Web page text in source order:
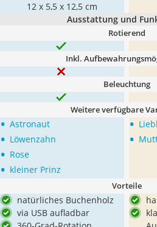
12 x 5,5 x 12,5 cm
Ausstattung und
Rotierend
Inkl.
Beleuchtung
Weitere verfügbare
• Astronaut
• Löwenzahn
• Rose
• kleiner Prinz
•
•
Vorteile
natürliches Buchenholz
via USB aufladbar